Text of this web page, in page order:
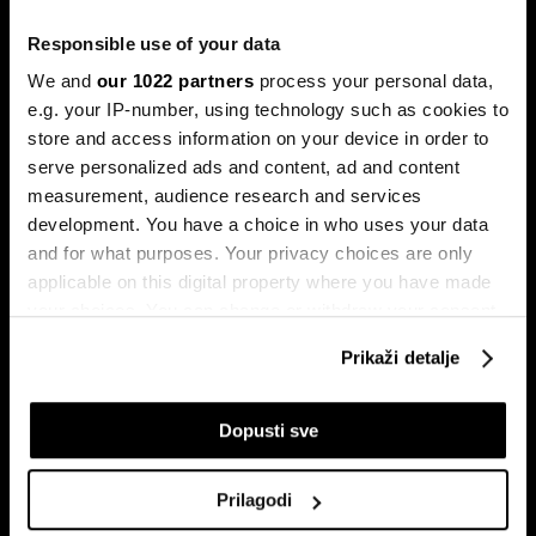
Responsible use of your data
We and our 1022 partners process your personal data,
e.g. your IP-number, using technology such as cookies to
store and access information on your device in order to
serve personalized ads and content, ad and content
measurement, audience research and services
development. You have a choice in who uses your data
and for what purposes. Your privacy choices are only
applicable on this digital property where you have made
If you allow, we would also like to:
Collect information about your geographical
Prikaži detalje
Dopusti sve
Prilagodi
okriljem koncerna Gaesa.
10 posto pale na sudu u SAD-u
rat prije kraja mandata